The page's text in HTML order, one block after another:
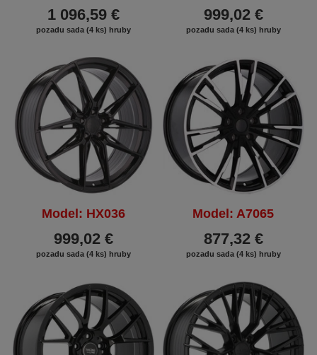
1 096,59 €
pozadu sada (4 ks) hruby
999,02 €
pozadu sada (4 ks) hruby
Model: HX036
999,02 €
pozadu sada (4 ks) hruby
Model: A7065
877,32 €
pozadu sada (4 ks) hruby